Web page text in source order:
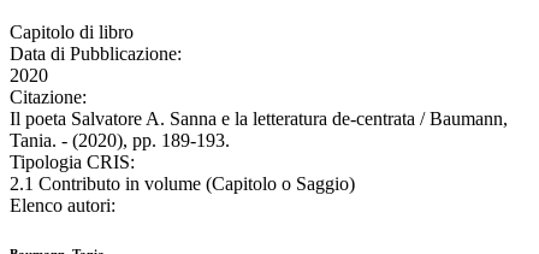
Capitolo di libro
Data di Pubblicazione:
2020
Citazione:
Il poeta Salvatore A. Sanna e la letteratura de-centrata / Baumann,
Tania. - (2020), pp. 189-193.
Tipologia CRIS:
2.1 Contributo in volume (Capitolo o Saggio)
Elenco autori: